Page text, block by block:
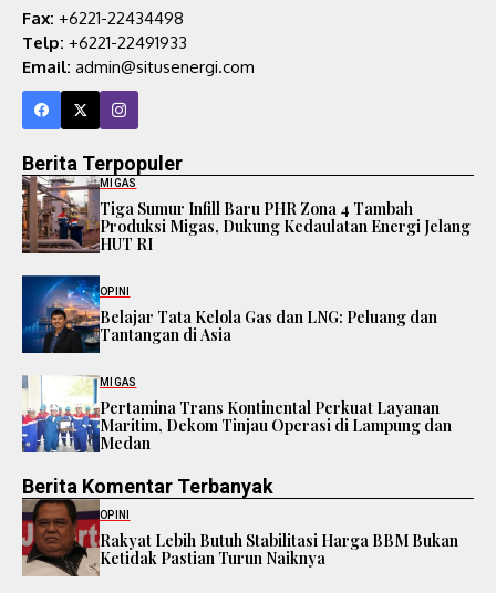
Fax: +6221-22434498
Telp: +6221-22491933
Email: admin@situsenergi.com
Berita Terpopuler
MIGAS
Tiga Sumur Infill Baru PHR Zona 4 Tambah
Produksi Migas, Dukung Kedaulatan Energi Jelang
HUT RI
OPINI
Belajar Tata Kelola Gas dan LNG: Peluang dan
Tantangan di Asia
MIGAS
Pertamina Trans Kontinental Perkuat Layanan
Maritim, Dekom Tinjau Operasi di Lampung dan
Medan
Berita Komentar Terbanyak
OPINI
Rakyat Lebih Butuh Stabilitasi Harga BBM Bukan
Ketidak Pastian Turun Naiknya